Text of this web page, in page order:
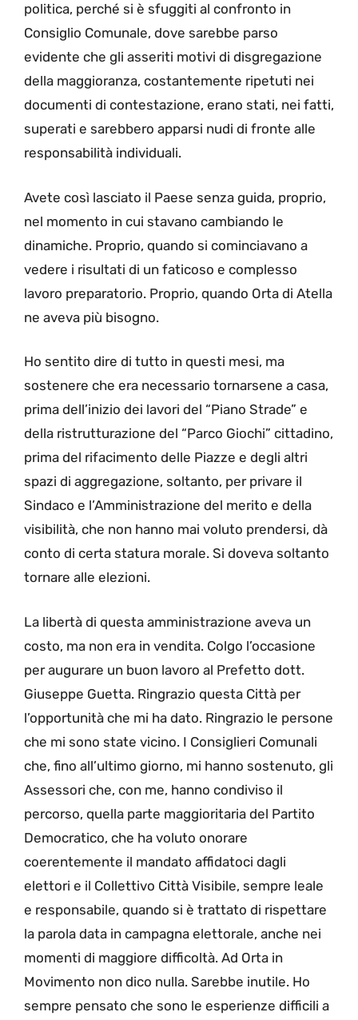
politica, perché si è sfuggiti al confronto in
Consiglio Comunale, dove sarebbe parso
evidente che gli asseriti motivi di disgregazione
della maggioranza, costantemente ripetuti nei
documenti di contestazione, erano stati, nei fatti,
superati e sarebbero apparsi nudi di fronte alle
responsabilità individuali.
Avete così lasciato il Paese senza guida, proprio,
nel momento in cui stavano cambiando le
dinamiche. Proprio, quando si cominciavano a
vedere i risultati di un faticoso e complesso
lavoro preparatorio. Proprio, quando Orta di Atella
ne aveva più bisogno.
Ho sentito dire di tutto in questi mesi, ma
sostenere che era necessario tornarsene a casa,
prima dell’inizio dei lavori del “Piano Strade” e
della ristrutturazione del “Parco Giochi” cittadino,
prima del rifacimento delle Piazze e degli altri
spazi di aggregazione, soltanto, per privare il
Sindaco e l’Amministrazione del merito e della
visibilità, che non hanno mai voluto prendersi, dà
conto di certa statura morale. Si doveva soltanto
tornare alle elezioni.
La libertà di questa amministrazione aveva un
costo, ma non era in vendita. Colgo l’occasione
per augurare un buon lavoro al Prefetto dott.
Giuseppe Guetta. Ringrazio questa Città per
l’opportunità che mi ha dato. Ringrazio le persone
che mi sono state vicino. I Consiglieri Comunali
che, fino all’ultimo giorno, mi hanno sostenuto, gli
Assessori che, con me, hanno condiviso il
percorso, quella parte maggioritaria del Partito
Democratico, che ha voluto onorare
coerentemente il mandato affidatoci dagli
elettori e il Collettivo Città Visibile, sempre leale
e responsabile, quando si è trattato di rispettare
la parola data in campagna elettorale, anche nei
momenti di maggiore difficoltà. Ad Orta in
Movimento non dico nulla. Sarebbe inutile. Ho
sempre pensato che sono le esperienze difficili a